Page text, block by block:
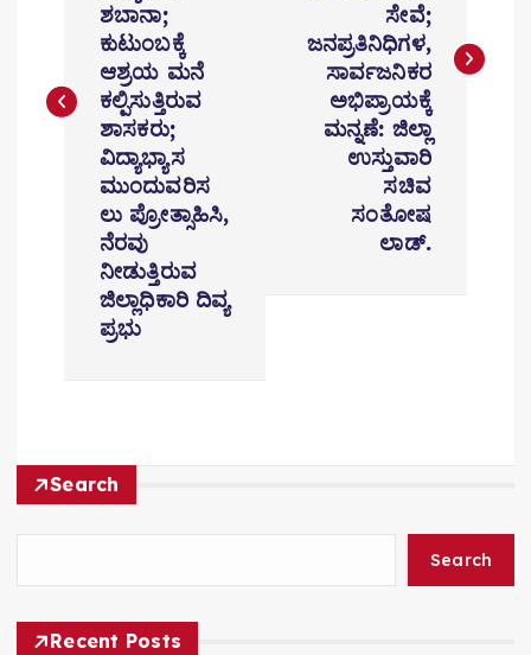
a
v
n
ಶಬಾನಾ;
ಕುಟುಂಬಕ್ಕೆ
ಆಶ್ರಯ ಮನೆ
ಕಲ್ಪಿಸುತ್ತಿರುವ
ಶಾಸಕರು;
ವಿದ್ಯಾಭ್ಯಾಸ
ಮುಂದುವರಿಸ
ಲು ಪ್ರೋತ್ಸಾಹಿಸಿ,
ನೆರವು
ನೀಡುತ್ತಿರುವ
ಜಿಲ್ಲಾಧಿಕಾರಿ ದಿವ್ಯ
ಪ್ರಭು
ಸೇವೆ;
ಜನಪ್ರತಿನಿಧಿಗಳ,
ಸಾರ್ವಜನಿಕರ
ಅಭಿಪ್ರಾಯಕ್ಕೆ
ಮನ್ನಣೆ: ಜಿಲ್ಲಾ
ಉಸ್ತುವಾರಿ
ಸಚಿವ
ಸಂತೋಷ
ಲಾಡ್.
Search
Search
Recent Posts